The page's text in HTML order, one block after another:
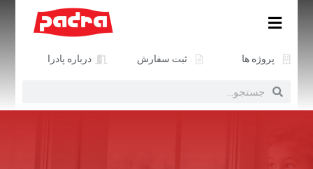
پروژه ها ثبت سفارش درباره پادرا